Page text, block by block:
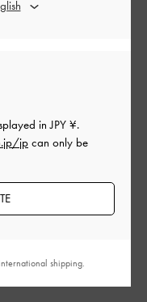
2024-10-02
inJPY ¥.
jpcan only be
shipping.